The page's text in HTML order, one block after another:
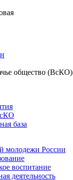
общество (ВсКО)
база
молодежи России
воспитание
деятельность